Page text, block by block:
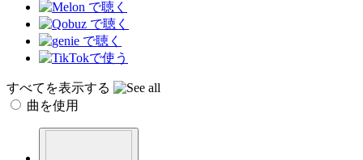
すべてを表示する
曲を使用